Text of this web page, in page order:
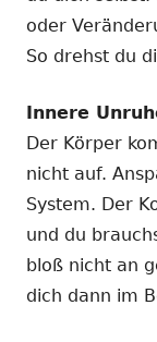
oder
So drehst du
Innere
Der Körper
nicht auf.
System. Der
und du
bloß nicht an
dich dann im